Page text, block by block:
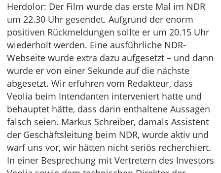
Herdolor: Der Film wurde das erste Mal im NDR
um 22.30 Uhr gesendet. Aufgrund der enorm
positiven Rückmeldungen sollte er um 20.15 Uhr
wiederholt werden. Eine ausführliche NDR-
Webseite wurde extra dazu aufgesetzt – und dann
wurde er von einer Sekunde auf die nächste
abgesetzt. Wir erfuhren vom Redakteur, dass
Veolia beim Intendanten interveniert hatte und
behauptet hätte, dass darin enthaltene Aussagen
falsch seien. Markus Schreiber, damals Assistent
der Geschäftsleitung beim NDR, wurde aktiv und
warf uns vor, wir hätten nicht seriös recherchiert.
In einer Besprechung mit Vertretern des Investors